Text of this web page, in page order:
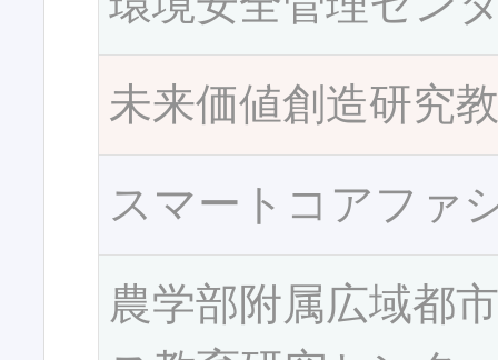
未来価値創造研究
スマートコアファ
農学部附属広域都